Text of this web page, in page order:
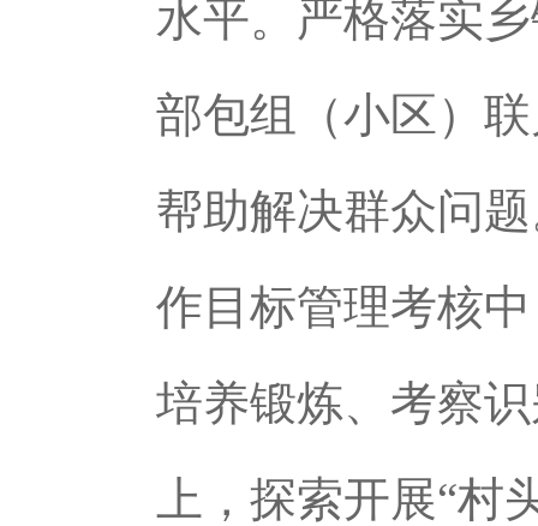
水平。严格落实
部包组（小区）
帮助解决群众问
作目标管理考核
培养锻炼、考察
上，探索开展“